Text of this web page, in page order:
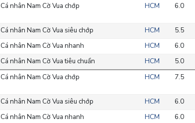
Cá nhân Nam Cờ Vua chớp HCM 6.0
Cá nhân Nam Cờ Vua siêu chớp HCM
5.5
Cá nhân Nam Cờ Vua nhanh HCM
6.0
Cá nhân Nam Cờ Vua tiêu chuẩn HCM
5.0
Cá nhân Nam Cờ Vua chớp HCM 7.5
Cá nhân Nam Cờ Vua siêu chớp HCM
6.0
Cá nhân Nam Cờ Vua nhanh HCM
6.0